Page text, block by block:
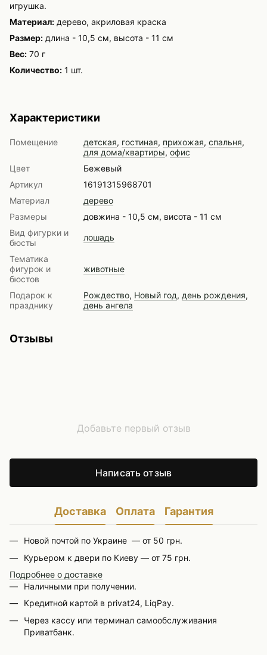
игрушка.
Материал: дерево, акриловая краска
Размер: длина - 10,5 см, высота - 11 см
Вес: 70 г
Количество: 1 шт.
Характеристики
Помещение детская, гостиная, прихожая, спальня,
для дома/квартиры, офис
Цвет
Бежевый
Артикул
16191315968701
Материал
дерево
Размеры
довжина - 10,5 см, висота - 11 см
Вид фигурки и
бюсты
лошадь
Тематика
фигурок и
бюстов
животные
Подарок к
празднику
Рождество, Новый год, день рождения,
день ангела
Отзывы
Добавьте первый отзыв
Написать отзыв
Доставка Оплата Гарантия
Новой почтой по Украине — от 50 грн.
Курьером к двери по Киеву — от 75 грн.
Подробнее о доставке
Наличными при получении.
Кредитной картой в privat24, LiqPay.
Через кассу или терминал самообслуживания
Приватбанк.